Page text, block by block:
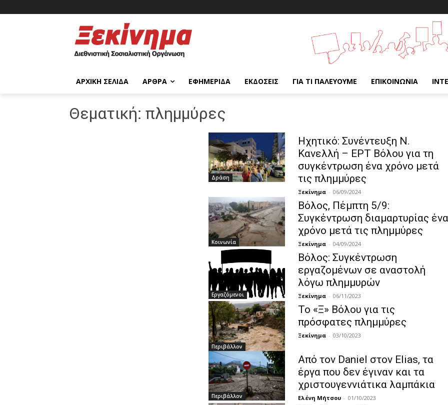
ΑΡΧΙΚΉ ΣΕΛΊΔΑ ΆΡΘΡΑ ΕΦΗΜΕΡΊΔΑ ΕΚΔΌΣΕΙΣ ΓΙΑ ΤΙ ΠΑΛΕΎΟΥΜΕ ΕΠΙΚΟΙΝΩΝΊΑ
Θεματική: πλημμύρες
Δράση
Ηχητικό: Συνέντευξη Ν.
Κανελλή – ΕΡΤ Βόλου για τη
συγκέντρωση ένα χρόνο μετά
τις πλημμύρες
Ξεκίνημα - 06/09/2024
Κοινωνία
Βόλος, Πέμπτη 5/9:
Συγκέντρωση διαμαρτυρίας ένα
χρόνο μετά τις πλημμύρες
Ξεκίνημα - 04/09/2024
Εργαζόμενοι
Βόλος: Συγκέντρωση
εργαζομένων σε αναστολή
λόγω πλημμυρών
Ξεκίνημα - 06/11/2023
Περιβάλλον
Το «Ξ» Βόλου για τις
πρόσφατες πλημμύρες
Ξεκίνημα - 03/10/2023
Περιβάλλον
Από τον Daniel στον Elias, τα
έργα που δεν έγιναν και τα
χριστουγεννιάτικα λαμπάκια
Ελένη Μήτσου - 01/10/2023